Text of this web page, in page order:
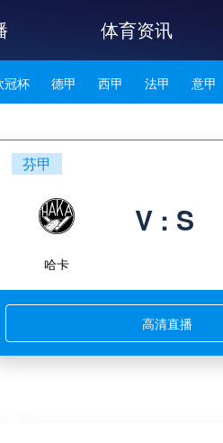
体育资讯
冠杯 德甲 西甲 法甲 意甲
芬甲
哈卡
V : S
高清直播